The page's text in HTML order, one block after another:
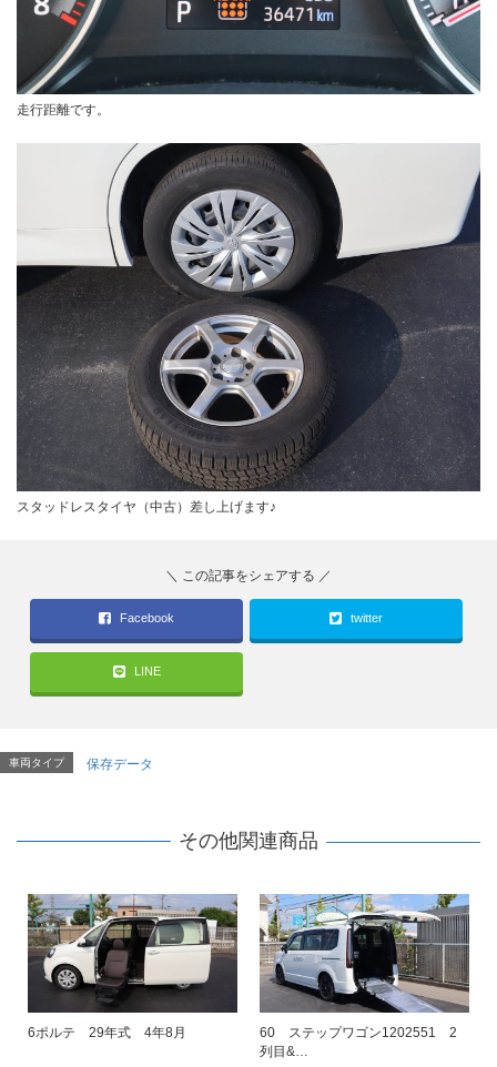
走行距離です。
スタッドレスタイヤ（中古）差し上げます♪
Facebook twitter
LINE
車両タイプ 保存データ
その他関連商品
6ポルテ 29年式 4年8月
60 ステップワゴン1202551 2
列目&…